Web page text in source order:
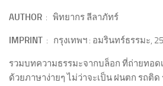
AUTHOR : พิทยากร ลีลาภัทร์
IMPRINT : กรุงเทพฯ : อมรินทร์ธรรมะ,
รวมบทความธรรมะจากบล็อก ที่ถ่ายทอด
ด้วยภาษาง่ายๆ ไม่ว่าจะเป็น ฝนตก รถติ